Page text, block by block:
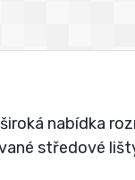
nabídka
středové